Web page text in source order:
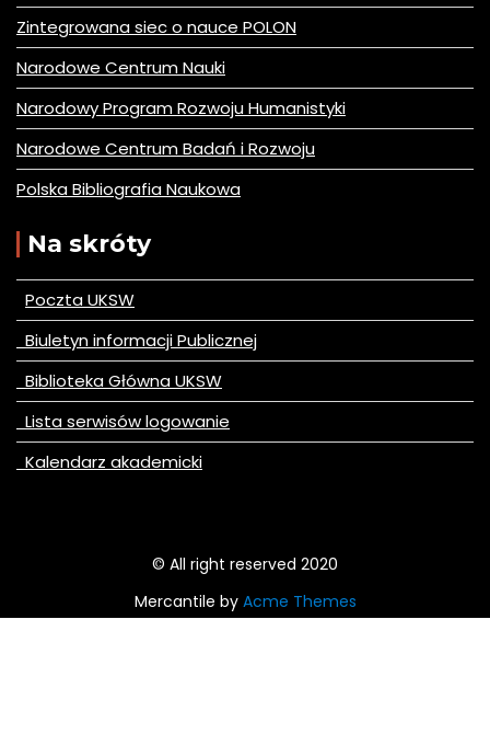
Zintegrowana siec o nauce POLON
Narodowe Centrum Nauki
Narodowy Program Rozwoju Humanistyki
Narodowe Centrum Badań i Rozwoju
Polska Bibliografia Naukowa
Na skróty
Poczta UKSW
Biuletyn informacji Publicznej
Biblioteka Główna UKSW
Lista serwisów logowanie
Kalendarz akademicki
© All right reserved 2020
Mercantile by Acme Themes